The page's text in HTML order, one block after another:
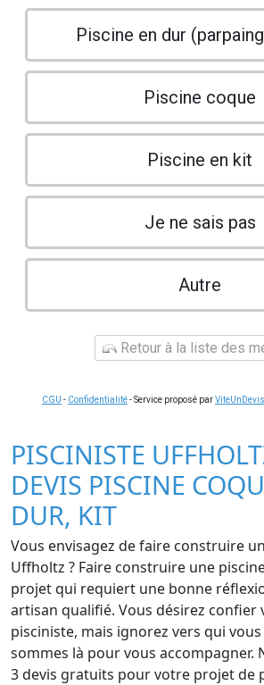
Piscine en dur
Piscine coque
Piscine en kit
Je ne sais pas
Autre
Retour à la liste des
CGU - Confidentialité- Service proposé par
PISCINISTE
DEVIS PISCINE
DUR, KIT
Vous envisagez de faire construire
Uffholtz ? Faire construire une
projet qui requiert une bonne
artisan qualifié. Vous désirez confier
pisciniste, mais ignorez vers qui
sommes là pour vous accompagner.
3 devis gratuits pour votre projet de